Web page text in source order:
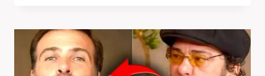
COPA
E
FOI